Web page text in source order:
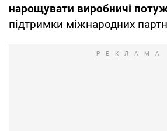
нарощувати виробничі
підтримки міжнародних